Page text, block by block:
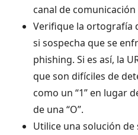
canal de
Verifique la ortografía
si sospecha que se
phishing. Si es así, la
que son difíciles de
como un “1” en lugar
de una “O”.
Utilice una solución